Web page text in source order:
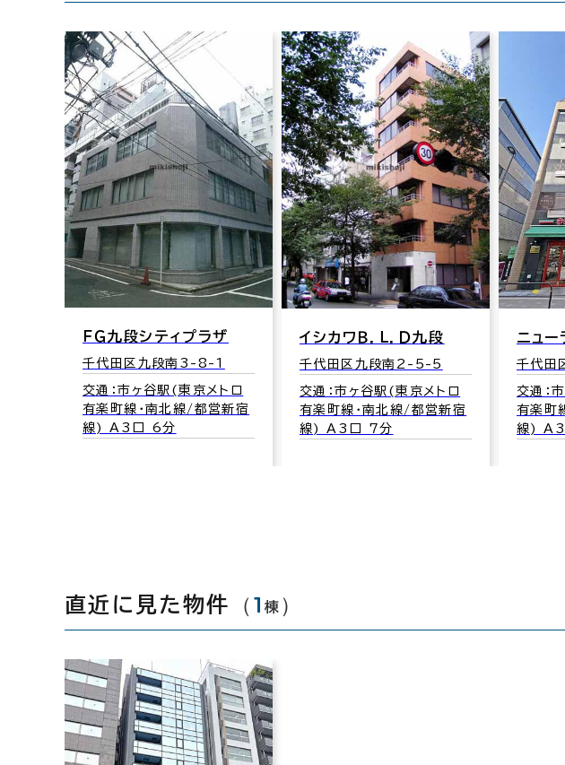
ＦＧ九段シティプラザ
千代田区九段南3-8-1
交通：市ヶ谷駅(東京メトロ
有楽町線･南北線/都営新宿
線) A3口 6分
イシカワＢ．Ｌ．Ｄ九段
千代田区九段南2-5-5
交通：市ヶ谷駅(東京メトロ
有楽町線･南北線/都営新宿
線) A3口 7分
ニュー
千代
交通：
有楽町
線)
直近に見た物件 （1 棟 ）